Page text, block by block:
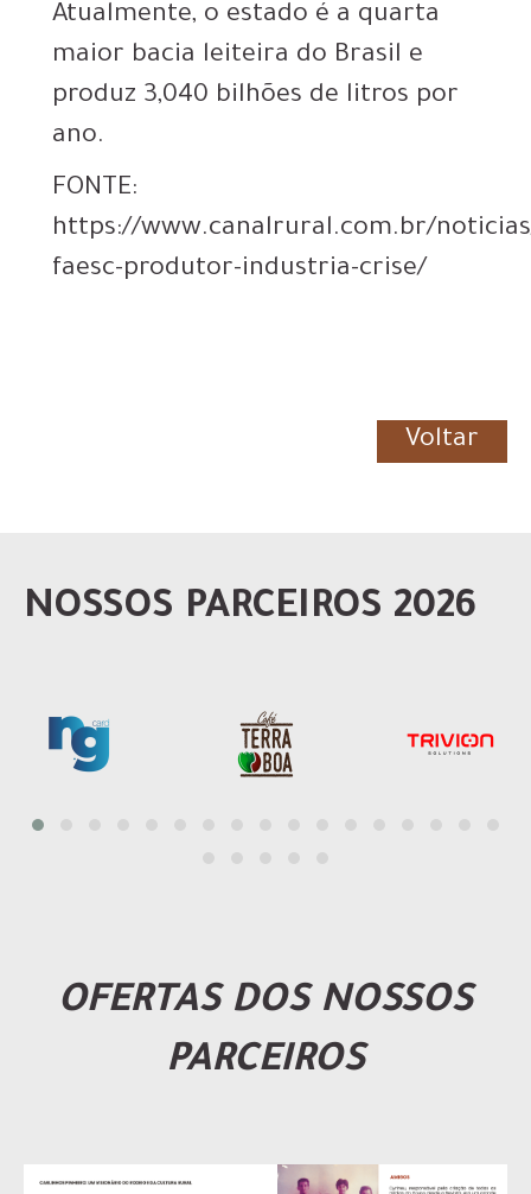
Atualmente, o estado é a quarta
maior bacia leiteira do Brasil e
produz 3,040 bilhões de litros por
ano.
FONTE:
https://www.canalrural.com.br/
faesc-produtor-industria-crise/
Voltar
NOSSOS PARCEIROS 2026
OFERTAS DOS NOSSOS
PARCEIROS